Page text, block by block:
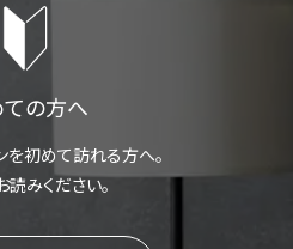
の方へ
を初めて訪れる方へ。
読みください。